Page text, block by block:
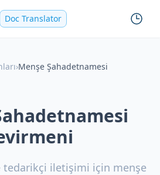
Doc Translator
›Menşe Şahadetnamesi
tedarikçi iletişimi için menşe